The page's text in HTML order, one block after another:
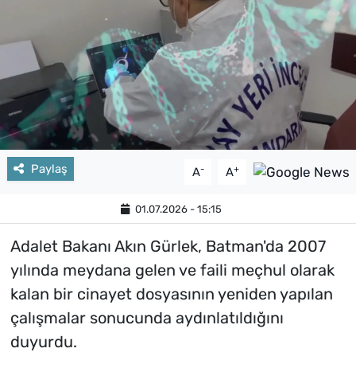
Paylaş A- A+
01.07.2026 - 15:15
Adalet Bakanı Akın Gürlek, Batman'da 2007
yılında meydana gelen ve faili meçhul olarak
kalan bir cinayet dosyasının yeniden yapılan
çalışmalar sonucunda aydınlatıldığını
duyurdu.